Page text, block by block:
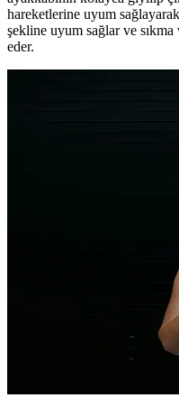
hareketlerine uyum
şekline uyum sağlar ve
eder.